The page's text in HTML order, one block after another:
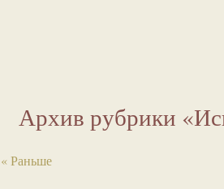
Архив рубрики
« Раньше